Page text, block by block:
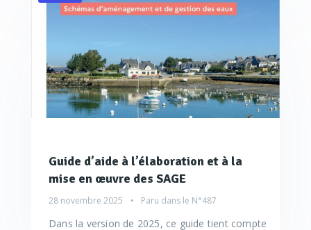
Guide d’aide à l’élaboration et à la
mise en œuvre des SAGE
28 novembre 2025 Paru dans le N°487
Dans la version de 2025, ce guide tient compte